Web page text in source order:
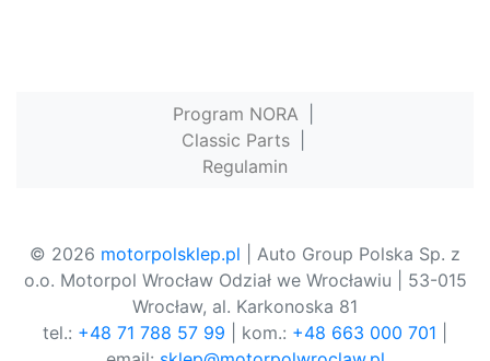
Program NORA
Classic Parts
Regulamin
© 2026 motorpolsklep.pl | Auto Group Polska Sp. z
o.o. Motorpol Wrocław Odział we Wrocławiu | 53-015
Wrocław, al. Karkonoska 81
tel.: +48 71 788 57 99 | kom.: +48 663 000 701